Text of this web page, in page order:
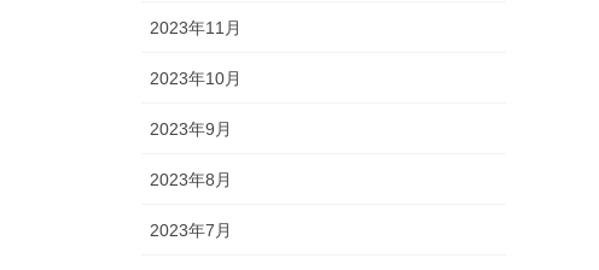
2023年11月
2023年10月
2023年9月
2023年8月
2023年7月